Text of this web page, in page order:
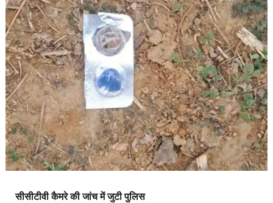
सीसीटीवी कैमरे की जांच में जुटी पुलिस